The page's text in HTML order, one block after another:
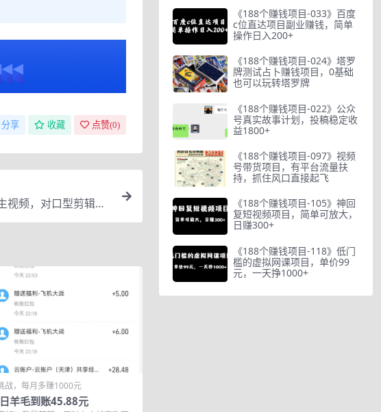
分享 收藏 点赞(0)
视频，对口型剪辑全
战，每月多赚1000元
羊毛到账45.88元
《188个赚钱项目-033》百度
c位直达项目副业赚钱，简单
操作日入200+
《188个赚钱项目-024》塔罗
牌测试占卜赚钱项目，0基础
也可以玩转塔罗牌
《188个赚钱项目-022》公众
号真实故事计划，投稿稳定收
益1800+
《188个赚钱项目-097》视频
号带货项目，有平台流量扶
持，抓住风口直接起飞
《188个赚钱项目-105》神回
复短视频项目，简单可放大，
日赚300+
《188个赚钱项目-118》低门
槛的虚拟网课项目，单价99
元，一天挣1000+